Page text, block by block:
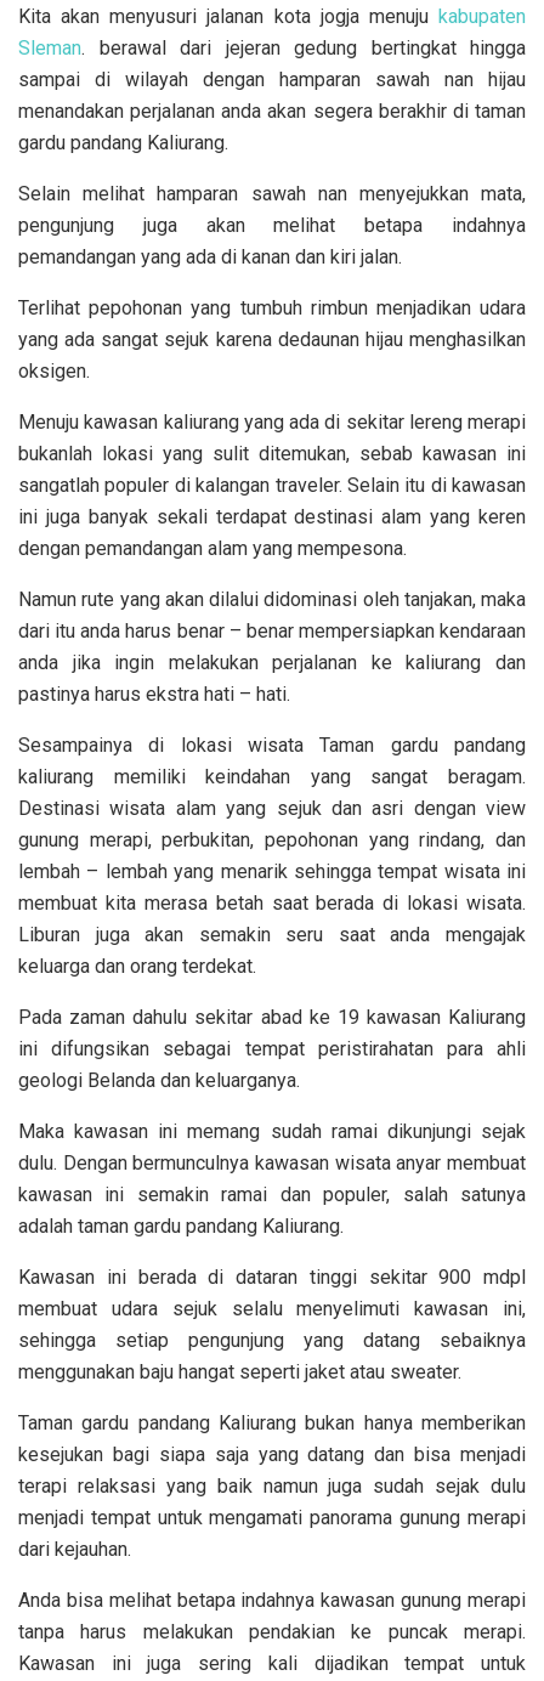
Kita akan menyusuri jalanan kota jogja menuju kabupaten
Sleman. berawal dari jejeran gedung bertingkat hingga
sampai di wilayah dengan hamparan sawah nan hijau
menandakan perjalanan anda akan segera berakhir di taman
gardu pandang Kaliurang.
Selain melihat hamparan sawah nan menyejukkan mata,
pengunjung juga akan melihat betapa indahnya
pemandangan yang ada di kanan dan kiri jalan.
Terlihat pepohonan yang tumbuh rimbun menjadikan udara
yang ada sangat sejuk karena dedaunan hijau menghasilkan
oksigen.
Menuju kawasan kaliurang yang ada di sekitar lereng merapi
bukanlah lokasi yang sulit ditemukan, sebab kawasan ini
sangatlah populer di kalangan traveler. Selain itu di kawasan
ini juga banyak sekali terdapat destinasi alam yang keren
dengan pemandangan alam yang mempesona.
Namun rute yang akan dilalui didominasi oleh tanjakan, maka
dari itu anda harus benar – benar mempersiapkan kendaraan
anda jika ingin melakukan perjalanan ke kaliurang dan
pastinya harus ekstra hati – hati.
Sesampainya di lokasi wisata Taman gardu pandang
kaliurang memiliki keindahan yang sangat beragam.
Destinasi wisata alam yang sejuk dan asri dengan view
gunung merapi, perbukitan, pepohonan yang rindang, dan
lembah – lembah yang menarik sehingga tempat wisata ini
membuat kita merasa betah saat berada di lokasi wisata.
Liburan juga akan semakin seru saat anda mengajak
keluarga dan orang terdekat.
Pada zaman dahulu sekitar abad ke 19 kawasan Kaliurang
ini difungsikan sebagai tempat peristirahatan para ahli
geologi Belanda dan keluarganya.
Maka kawasan ini memang sudah ramai dikunjungi sejak
dulu. Dengan bermunculnya kawasan wisata anyar membuat
kawasan ini semakin ramai dan populer, salah satunya
adalah taman gardu pandang Kaliurang.
Kawasan ini berada di dataran tinggi sekitar 900 mdpl
membuat udara sejuk selalu menyelimuti kawasan ini,
sehingga setiap pengunjung yang datang sebaiknya
menggunakan baju hangat seperti jaket atau sweater.
Taman gardu pandang Kaliurang bukan hanya memberikan
kesejukan bagi siapa saja yang datang dan bisa menjadi
terapi relaksasi yang baik namun juga sudah sejak dulu
menjadi tempat untuk mengamati panorama gunung merapi
dari kejauhan.
Anda bisa melihat betapa indahnya kawasan gunung merapi
tanpa harus melakukan pendakian ke puncak merapi.
Kawasan ini juga sering kali dijadikan tempat untuk